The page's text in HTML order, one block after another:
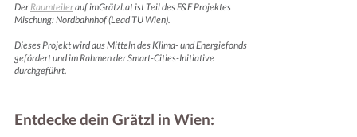
DerRaumteilerauf imGrätzl.at ist Teil des F&E Projektes
Mischung: Nordbahnhof (Lead TU Wien).
Dieses Projekt wird aus Mitteln des Klima- und Energiefonds
gefördert und im Rahmen der Smart-Cities-Initiative
durchgeführt.
Entdecke dein Grätzl in Wien: